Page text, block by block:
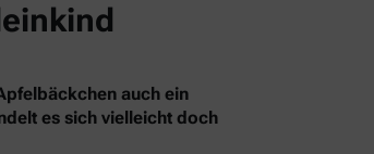
auch ein
es sich vielleicht doch